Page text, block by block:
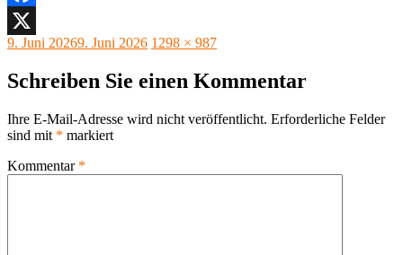
Facebook
X
Veröffentlicht
9. Juni 20269. Juni 2026 Originalgröße
1298 × 987
Schreiben Sie einen Kommentar
Ihre E-Mail-Adresse wird nicht veröffentlicht. Erforderliche Felder
sind mit * markiert
Kommentar *